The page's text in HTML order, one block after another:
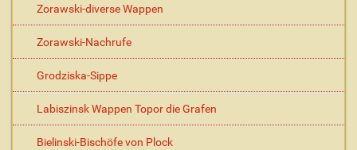
Zorawski-diverse Wappen
Zorawski-Nachrufe
Grodziska-Sippe
Labiszinsk Wappen Topor die Grafen
Bielinski-Bischöfe von Plock